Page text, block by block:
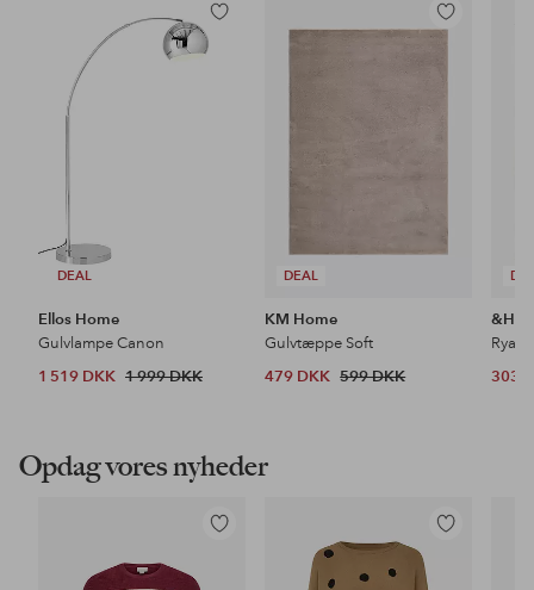
DEAL
Tilføj
til
Ellos Home
Gulvlampe Canon
1 519 DKK 1 999 DKK
DEAL
Tilføj
KM Home
Gulvtæppe Soft
479 DKK 599 DKK
303
Opdag vores nyheder
Tilføj
Tilføj